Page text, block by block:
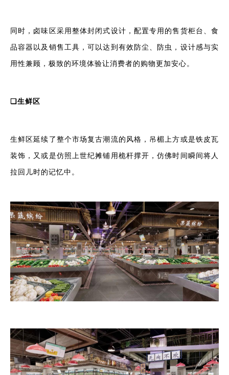
同时，卤味区采用整体封闭式设计，配置专用的售货柜台、食
品容器以及销售工具，可以达到有效防尘、防虫，设计感与实
用性兼顾，极致的环境体验让消费者的购物更加安心。
❏ 生鲜区
生鲜区延续了整个市场复古潮流的风格，吊楣上方或是铁皮瓦
装饰，又或是仿照上世纪摊铺用桅杆撑开，仿佛时间瞬间将人
拉回儿时的记忆中。